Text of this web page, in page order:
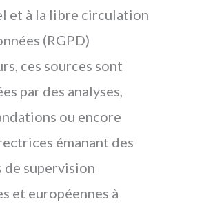
et à la libre circulation
(RGPD)
ces sources sont
par des analyses,
ou encore
émanant des
supervision
et européennes à